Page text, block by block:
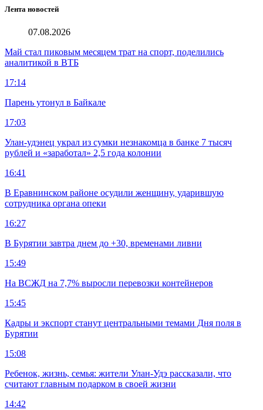
Лента новостей
07.08.2026
Май стал пиковым месяцем трат на спорт, поделились
аналитикой в ВТБ
17:14
Парень утонул в Байкале
17:03
Улан-удэнец украл из сумки незнакомца в банке 7 тысяч
рублей и «заработал» 2,5 года колонии
16:41
В Еравнинском районе осудили женщину, ударившую
сотрудника органа опеки
16:27
В Бурятии завтра днем до +30, временами ливни
15:49
На ВСЖД на 7,7% выросли перевозки контейнеров
15:45
Кадры и экспорт станут центральными темами Дня поля в
Бурятии
15:08
Ребенок, жизнь, семья: жители Улан-Удэ рассказали, что
считают главным подарком в своей жизни
14:42